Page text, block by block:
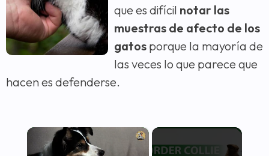
que es difícil notar las
muestras de afecto de los
gatos porque la mayoría de
las veces lo que parece que
hacen es defenderse.
×